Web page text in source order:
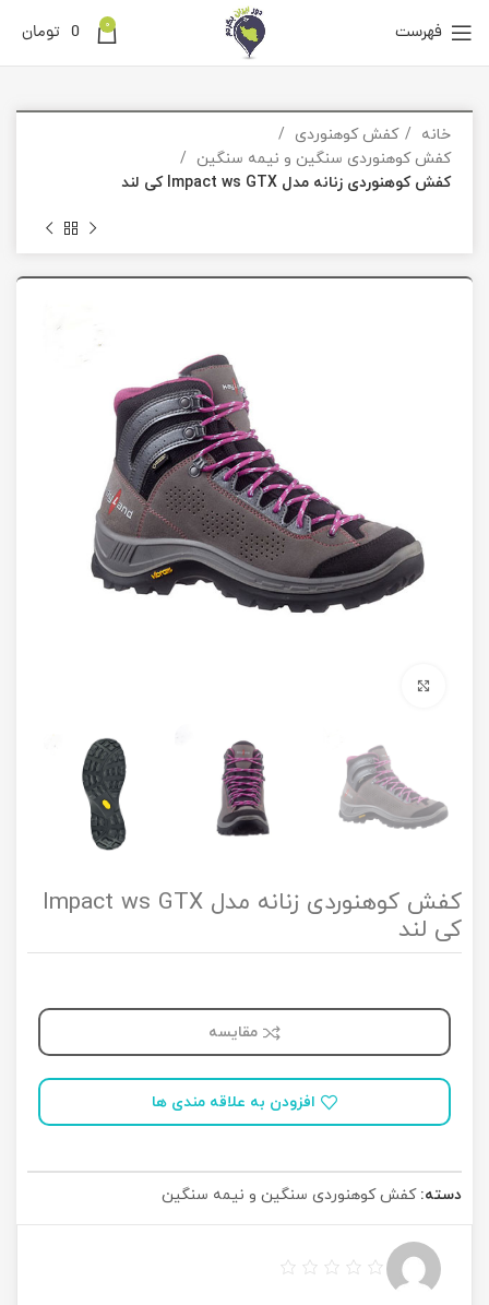
فهرست 0
0 تومان
خانه
کفش کوهنوردی
کفش کوهنوردی سنگین و نیمه سنگین
کفش کوهنوردی زنانه مدل Impact ws GTX کی لند
کفش کوهنوردی زنانه مدل Impact ws GTX
کی لند
مقایسه
افزودن به علاقه مندی ها
دسته: کفش کوهنوردی سنگین و نیمه سنگین